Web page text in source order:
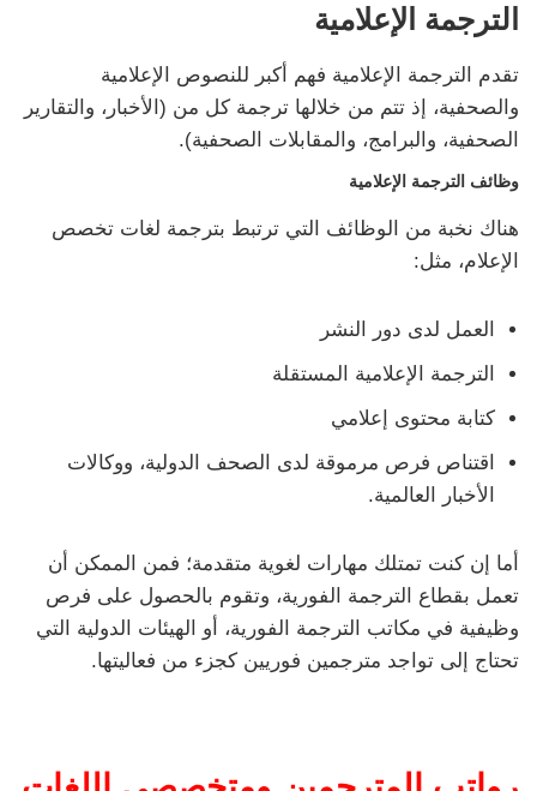
الترجمة الإعلامية
تقدم الترجمة الإعلامية فهم أكبر للنصوص الإعلامية
والصحفية، إذ تتم من خلالها ترجمة كل من (الأخبار، والتقارير
الصحفية، والبرامج، والمقابلات الصحفية).
وظائف الترجمة الإعلامية
هناك نخبة من الوظائف التي ترتبط بترجمة لغات تخصص
الإعلام، مثل:
العمل لدى دور النشر
الترجمة الإعلامية المستقلة
كتابة محتوى إعلامي
اقتناص فرص مرموقة لدى الصحف الدولية، ووكالات
الأخبار العالمية.
أما إن كنت تمتلك مهارات لغوية متقدمة؛ فمن الممكن أن
تعمل بقطاع الترجمة الفورية، وتقوم بالحصول على فرص
وظيفية في مكاتب الترجمة الفورية، أو الهيئات الدولية التي
تحتاج إلى تواجد مترجمين فوريين كجزء من فعاليتها.